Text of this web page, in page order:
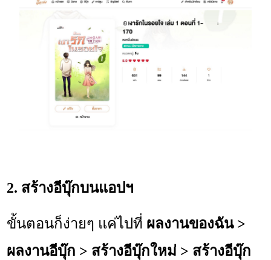
2. สร้างอีบุ๊กบนแอปฯ
ขั้นตอนก็ง่ายๆ แค่ไปที่ ผลงานของฉัน >
ผลงานอีบุ๊ก > สร้างอีบุ๊กใหม่ > สร้างอีบุ๊ก